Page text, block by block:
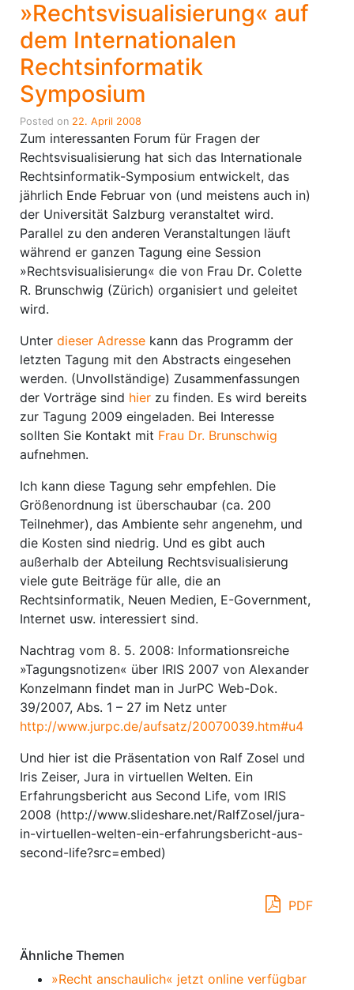
»Rechtsvisualisierung« auf
dem Internationalen
Rechtsinformatik
Symposium
Posted on 22. April 2008
Zum interessanten Forum für Fragen der
Rechtsvisualisierung hat sich das Internationale
Rechtsinformatik-Symposium entwickelt, das
jährlich Ende Februar von (und meistens auch in)
der Universität Salzburg veranstaltet wird.
Parallel zu den anderen Veranstaltungen läuft
während er ganzen Tagung eine Session
»Rechtsvisualisierung« die von Frau Dr. Colette
R. Brunschwig (Zürich) organisiert und geleitet
wird.
Unter dieser Adresse kann das Programm der
letzten Tagung mit den Abstracts eingesehen
werden. (Unvollständige) Zusammenfassungen
der Vorträge sind hier zu finden. Es wird bereits
zur Tagung 2009 eingeladen. Bei Interesse
sollten Sie Kontakt mit Frau Dr. Brunschwig
aufnehmen.
Ich kann diese Tagung sehr empfehlen. Die
Größenordnung ist überschaubar (ca. 200
Teilnehmer), das Ambiente sehr angenehm, und
die Kosten sind niedrig. Und es gibt auch
außerhalb der Abteilung Rechtsvisualisierung
viele gute Beiträge für alle, die an
Rechtsinformatik, Neuen Medien, E-Government,
Internet usw. interessiert sind.
Nachtrag vom 8. 5. 2008: Informationsreiche
»Tagungsnotizen« über IRIS 2007 von Alexander
Konzelmann findet man in JurPC Web-Dok.
39/2007, Abs. 1 – 27 im Netz unter
http://www.jurpc.de/aufsatz/20070039.htm#u4
Und hier ist die Präsentation von Ralf Zosel und
Iris Zeiser, Jura in virtuellen Welten. Ein
Erfahrungsbericht aus Second Life, vom IRIS
2008 (http://www.slideshare.net/RalfZosel/jura-
in-virtuellen-welten-ein-erfahrungsbericht-aus-
second-life?src=embed)
PDF
Ähnliche Themen
»Recht anschaulich« jetzt online verfügbar